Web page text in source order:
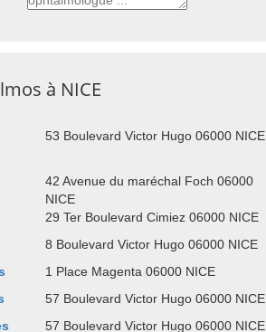
à NICE
53 Boulevard Victor Hugo 06000 NICE
42 Avenue du maréchal Foch 06000
NICE
29 Ter Boulevard Cimiez 06000 NICE
8 Boulevard Victor Hugo 06000 NICE
1 Place Magenta 06000 NICE
57 Boulevard Victor Hugo 06000 NICE
57 Boulevard Victor Hugo 06000 NICE